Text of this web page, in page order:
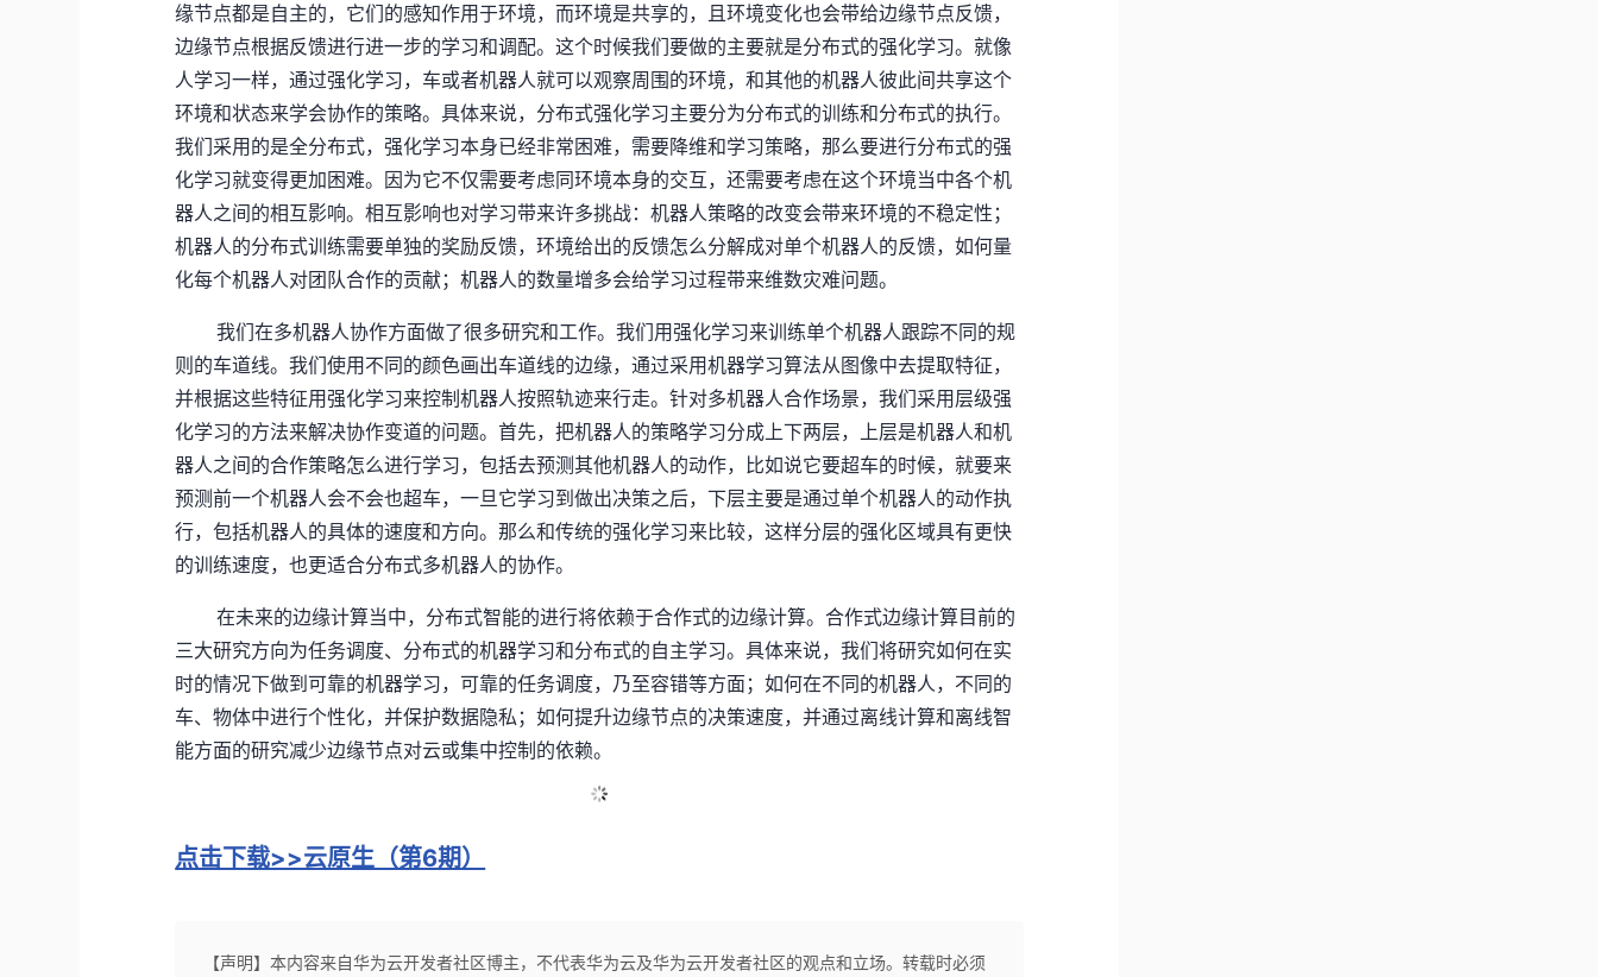
缘节点都是自主的，它们的感知作用于环境，而环境是共享的，且环境变化也会带给边缘节点反馈，
边缘节点根据反馈进行进一步的学习和调配。这个时候我们要做的主要就是分布式的强化学习。就像
人学习一样，通过强化学习，车或者机器人就可以观察周围的环境，和其他的机器人彼此间共享这个
环境和状态来学会协作的策略。具体来说，分布式强化学习主要分为分布式的训练和分布式的执行。
我们采用的是全分布式，强化学习本身已经非常困难，需要降维和学习策略，那么要进行分布式的强
化学习就变得更加困难。因为它不仅需要考虑同环境本身的交互，还需要考虑在这个环境当中各个机
器人之间的相互影响。相互影响也对学习带来许多挑战：机器人策略的改变会带来环境的不稳定性；
机器人的分布式训练需要单独的奖励反馈，环境给出的反馈怎么分解成对单个机器人的反馈，如何量
化每个机器人对团队合作的贡献；机器人的数量增多会给学习过程带来维数灾难问题。
我们在多机器人协作方面做了很多研究和工作。我们用强化学习来训练单个机器人跟踪不同的规
则的车道线。我们使用不同的颜色画出车道线的边缘，通过采用机器学习算法从图像中去提取特征，
并根据这些特征用强化学习来控制机器人按照轨迹来行走。针对多机器人合作场景，我们采用层级强
化学习的方法来解决协作变道的问题。首先，把机器人的策略学习分成上下两层，上层是机器人和机
器人之间的合作策略怎么进行学习，包括去预测其他机器人的动作，比如说它要超车的时候，就要来
预测前一个机器人会不会也超车，一旦它学习到做出决策之后，下层主要是通过单个机器人的动作执
行，包括机器人的具体的速度和方向。那么和传统的强化学习来比较，这样分层的强化区域具有更快
的训练速度，也更适合分布式多机器人的协作。
在未来的边缘计算当中，分布式智能的进行将依赖于合作式的边缘计算。合作式边缘计算目前的
三大研究方向为任务调度、分布式的机器学习和分布式的自主学习。具体来说，我们将研究如何在实
时的情况下做到可靠的机器学习，可靠的任务调度，乃至容错等方面；如何在不同的机器人，不同的
车、物体中进行个性化，并保护数据隐私；如何提升边缘节点的决策速度，并通过离线计算和离线智
能方面的研究减少边缘节点对云或集中控制的依赖。
点击下载>>云原生（第6期）
【声明】本内容来自华为云开发者社区博主，不代表华为云及华为云开发者社区的观点和立场。转载时必须